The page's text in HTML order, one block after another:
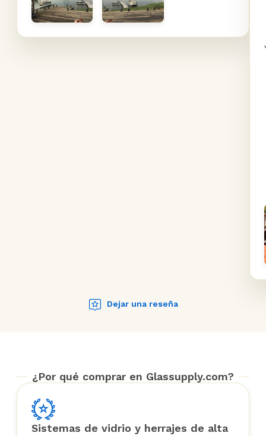
Dejar una reseña
¿Por qué comprar en Glassupply.com?
Sistemas de vidrio y herrajes de alta